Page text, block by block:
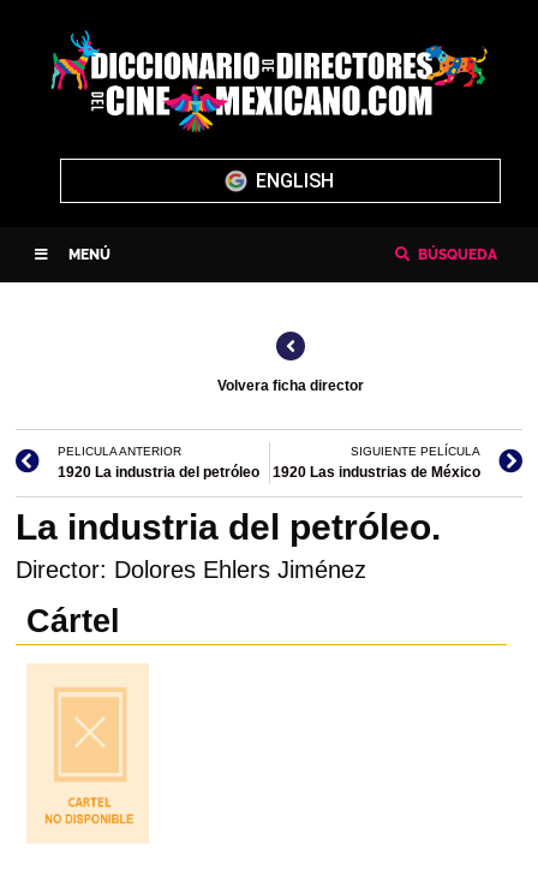
ENGLISH
MENÚ BÚSQUEDA
Volvera ficha director
PELICULA ANTERIOR
1920 La industria del petróleo
SIGUIENTE PELÍCULA
1920 Las industrias de México
La industria del petróleo.
Director: Dolores Ehlers Jiménez
Cártel